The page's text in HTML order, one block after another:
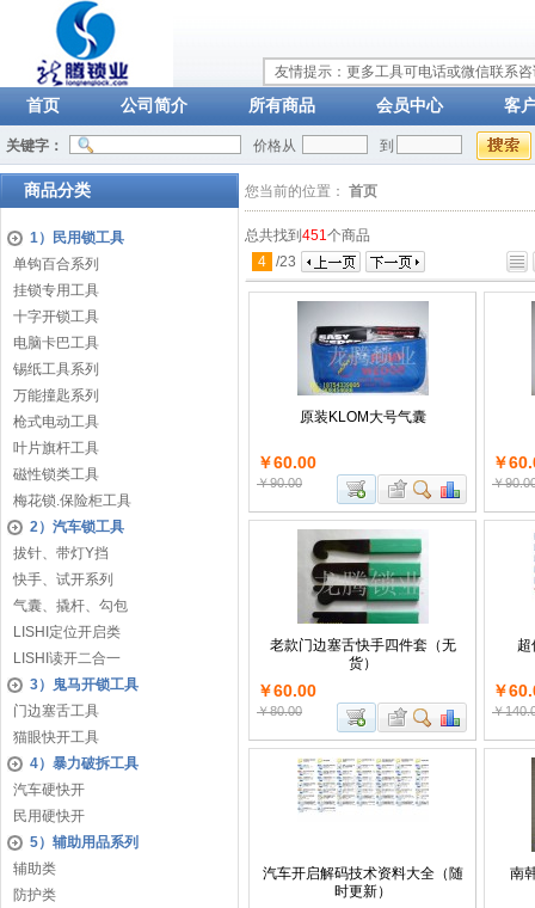
友情提示：更多工具可电话或微信联系
首页 公司简介 所有商品 会员中心 客
关键字： 价格从 到
商品分类
1）民用锁工具
单钩百合系列
挂锁专用工具
十字开锁工具
电脑卡巴工具
锡纸工具系列
万能撞匙系列
枪式电动工具
叶片旗杆工具
磁性锁类工具
梅花锁.保险柜工具
2）汽车锁工具
拔针、带灯Y挡
快手、试开系列
气囊、撬杆、勾包
LISHI定位开启类
LISHI读开二合一
3）鬼马开锁工具
门边塞舌工具
猫眼快开工具
4）暴力破拆工具
汽车硬快开
民用硬快开
5）辅助用品系列
辅助类
防护类
您当前的位置： 首页
总共找到 451个商品
4 /23
原装KLOM大号气囊
￥60.00
￥90.00
￥
￥
老款门边塞舌快手四件套（无
货）
￥60.00
￥80.00
￥
￥
汽车开启解码技术资料大全（随
时更新）
南